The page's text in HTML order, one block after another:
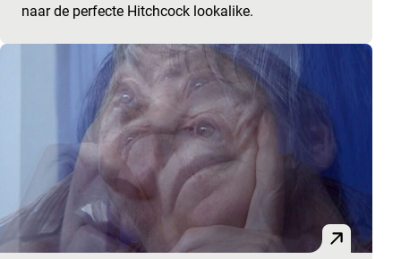
naar de perfecte Hitchcock lookalike.